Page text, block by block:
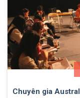
Chuyên gia